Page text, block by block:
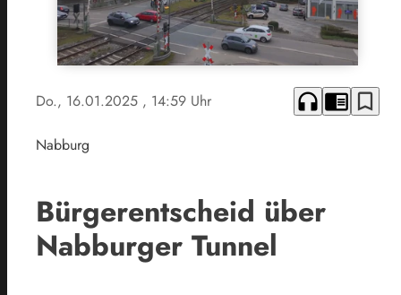
Do., 16.01.2025 , 14:59 Uhr headphones chrome_reader_mode bookmark_border
Nabburg
Bürgerentscheid über
Nabburger Tunnel